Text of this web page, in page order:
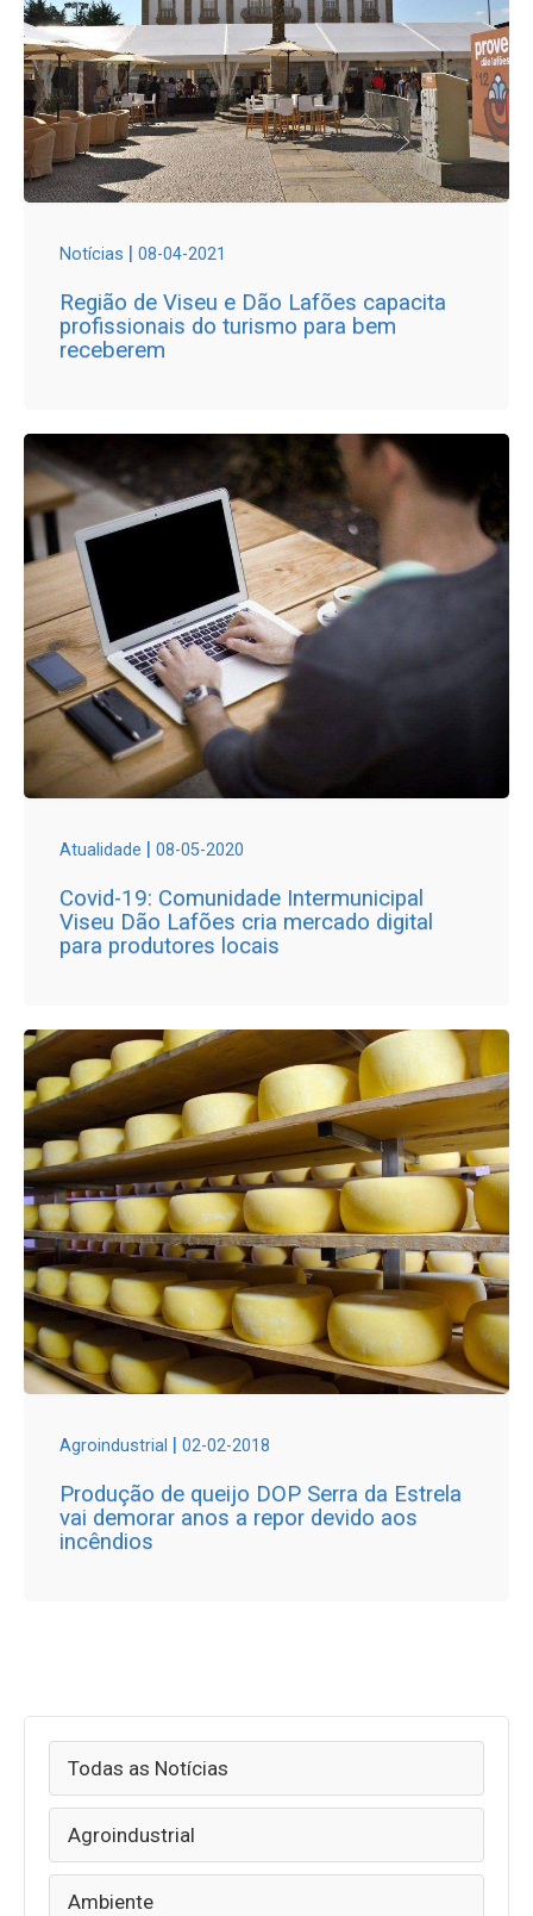
Notícias | 08-04-2021
Região de Viseu e Dão Lafões capacita
profissionais do turismo para bem
receberem
Atualidade | 08-05-2020
Covid-19: Comunidade Intermunicipal
Viseu Dão Lafões cria mercado digital
para produtores locais
Agroindustrial | 02-02-2018
Produção de queijo DOP Serra da Estrela
vai demorar anos a repor devido aos
incêndios
Todas as Notícias
Agroindustrial
Ambiente